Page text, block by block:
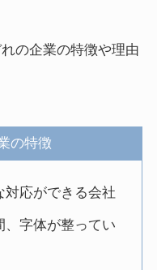
の企業の特徴や理由
の特徴
対応ができる会社
、字体が整ってい